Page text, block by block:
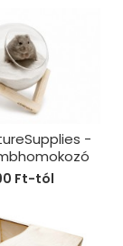
-
Ft-tól